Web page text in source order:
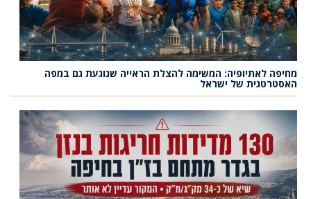
מחיפה לאתיופיה: המשימה להצלת הראייה שנוגעת גם במפה
האסטרטגית של ישראל